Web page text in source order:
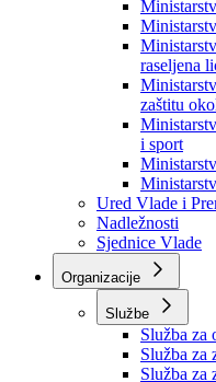
Ministarstva
raseljena
zaštitu
i sport
Ured Vlade i
Nadležnosti
Sjednice Vlade
Organizacije
Službe